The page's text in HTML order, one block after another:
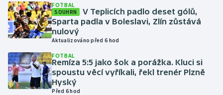
Jezdectví
Judo
Krasobruslení
Lezení
FOTBAL
SOUHRN
V Teplicích padlo deset gólů,
Sparta padla v Boleslavi, Zlín zůstává
nulový
Aktualizováno před 6 hod
FOTBAL
Remíza 5:5 jako šok a porážka. Kluci si
spoustu věcí vyříkali, řekl trenér Plzně
Hyský
Před 6 hod